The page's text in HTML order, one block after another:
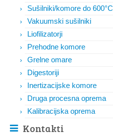
Sušilniki/komore do 600°C
Vakuumski sušilniki
Liofilizatorji
Prehodne komore
Grelne omare
Digestoriji
Inertizacijske komore
Druga procesna oprema
Kalibracijska oprema
Kontakti